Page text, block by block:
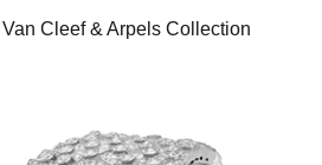
Van Cleef & Arpels Collection